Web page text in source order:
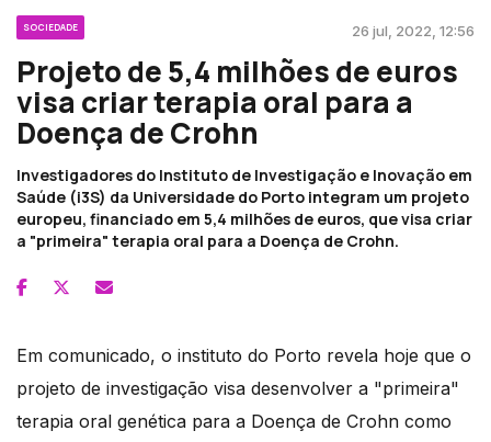
SOCIEDADE 26 jul, 2022, 12:56
Projeto de 5,4 milhões de euros
visa criar terapia oral para a
Doença de Crohn
Investigadores do Instituto de Investigação e Inovação em
Saúde (i3S) da Universidade do Porto integram um projeto
europeu, financiado em 5,4 milhões de euros, que visa criar
a "primeira" terapia oral para a Doença de Crohn.
Em comunicado, o instituto do Porto revela hoje que o
projeto de investigação visa desenvolver a "primeira"
terapia oral genética para a Doença de Crohn como